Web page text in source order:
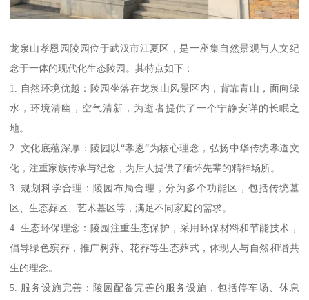
龙泉山孝恩园陵园位于武汉市江夏区，是一座集自然景观与人文纪
念于一体的现代化生态陵园。其特点如下：
1. 自然环境优越：陵园坐落在龙泉山风景区内，背靠青山，面向绿
水，环境清幽，空气清新，为逝者提供了一个宁静安详的长眠之
地。
2. 文化底蕴深厚：陵园以“孝恩”为核心理念，弘扬中华传统孝道文
化，注重家族传承与纪念，为后人提供了缅怀先辈的精神场所。
3. 规划科学合理：陵园布局合理，分为多个功能区，包括传统墓
区、生态葬区、艺术墓区等，满足不同家庭的需求。
4. 生态环保理念：陵园注重生态保护，采用环保材料和节能技术，
倡导绿色殡葬，推广树葬、花葬等生态葬式，体现人与自然和谐共
生的理念。
5. 服务设施完善：陵园配备完善的服务设施，包括停车场、休息